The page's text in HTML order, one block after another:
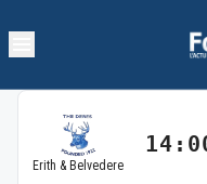
Erith & Belvedere